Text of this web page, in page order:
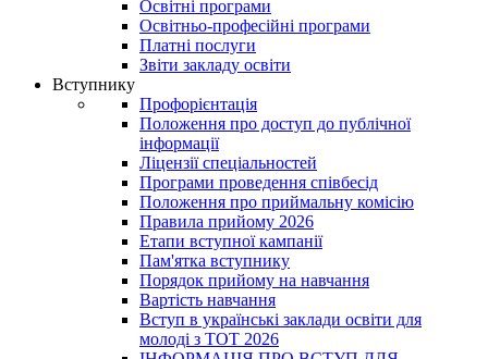
Освітні програми
Освітньо-професійні програми
Платні послуги
Звіти закладу освіти
Вступнику
Профорієнтація
Положення про доступ до публічної
інформації
Ліцензії спеціальностей
Програми проведення співбесід
Положення про приймальну комісію
Правила прийому 2026
Етапи вступної кампанії
Пам'ятка вступнику
Порядок прийому на навчання
Вартість навчання
Вступ в українські заклади освіти для
молоді з ТОТ 2026